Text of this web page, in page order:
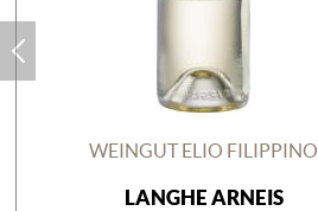
WEINGUT ELIO FILIPPINO
LANGHE ARNEIS